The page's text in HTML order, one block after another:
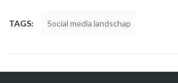
TAGS: Social media landschap